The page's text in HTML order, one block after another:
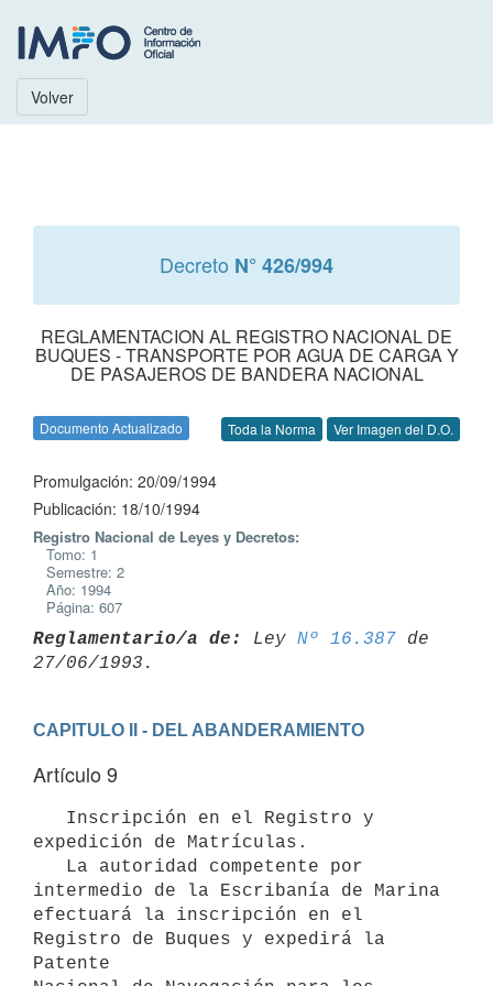
Volver
Decreto N° 426/994
REGLAMENTACION AL REGISTRO NACIONAL DE
BUQUES - TRANSPORTE POR AGUA DE CARGA Y
DE PASAJEROS DE BANDERA NACIONAL
Documento Actualizado Toda la Norma Ver Imagen del D.O.
Promulgación: 20/09/1994
Publicación: 18/10/1994
Registro Nacional de Leyes y Decretos:
Tomo: 1
Semestre: 2
Año: 1994
Página: 607
Reglamentario/a de: Ley Nº 16.387 de
CAPITULO II - DEL ABANDERAMIENTO
Artículo 9
expedición de Matrículas.
intermedio de la Escribanía de Marina
efectuará la inscripción en el
Registro de Buques y expedirá la
Patente